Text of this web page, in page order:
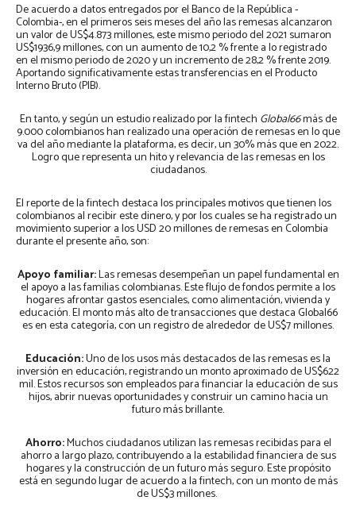
De acuerdo a datos entregados por el Banco de la República -
Colombia-, en el primeros seis meses del año las remesas alcanzaron
un valor de US$4.873 millones, este mismo periodo del 2021 sumaron
US$1936,9 millones, con un aumento de 10,2 % frente a lo registrado
en el mismo periodo de 2020 y un incremento de 28,2 % frente 2019.
Aportando significativamente estas transferencias en el Producto
Interno Bruto (PIB).
En tanto, y según un estudio realizado por la fintech Global66más de
9.000 colombianos han realizado una operación de remesas en lo que
va del año mediante la plataforma, es decir, un 30% más que en 2022.
Logro que representa un hito y relevancia de las remesas en los
ciudadanos.
El reporte de la fintech destaca los principales motivos que tienen los
colombianos al recibir este dinero, y por los cuales se ha registrado un
movimiento superior a los USD 20 millones de remesas en Colombia
durante el presente año, son:
Apoyo familiar:Las remesas desempeñan un papel fundamental en
el apoyo a las familias colombianas. Este flujo de fondos permite a los
hogares afrontar gastos esenciales, como alimentación, vivienda y
educación. El monto más alto de transacciones que destaca Global66
es en esta categoría, con un registro de alrededor de US$7 millones.
Educación:Uno de los usos más destacados de las remesas es la
inversión en educación, registrando un monto aproximado de US$622
mil. Estos recursos son empleados para financiar la educación de sus
hijos, abrir nuevas oportunidades y construir un camino hacia un
futuro más brillante.
Ahorro:Muchos ciudadanos utilizan las remesas recibidas para el
ahorro a largo plazo, contribuyendo a la estabilidad financiera de sus
hogares y la construcción de un futuro más seguro. Este propósito
está en segundo lugar de acuerdo a la fintech, con un monto de más
de US$3 millones.